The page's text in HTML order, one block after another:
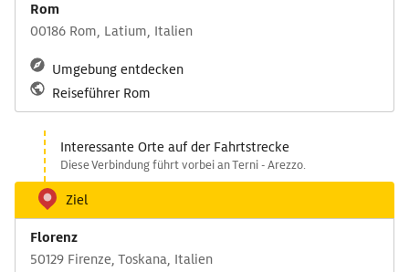
Rom
00186 Rom, Latium, Italien
Umgebung entdecken
Reiseführer Rom
Interessante Orte auf der Fahrtstrecke
Diese Verbindung führt vorbei an Terni - Arezzo.
Ziel
Florenz
50129 Firenze, Toskana, Italien